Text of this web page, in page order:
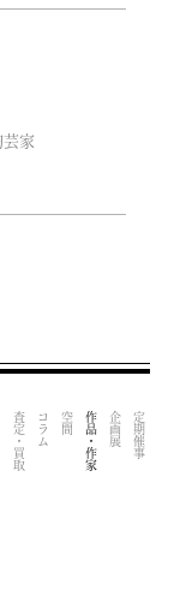
芸家
定期催事
企画展
作品・作家
空間
コラム
査定・買取